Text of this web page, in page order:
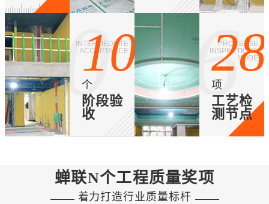
10
个
阶段验
收
INTERMEDIATE
ACCEPTANCE
10 项
工艺检
测节点
PROCESSE
INSPECTIONE
NODE
286
蝉联N个工程质量奖项
着力打造行业质量标杆